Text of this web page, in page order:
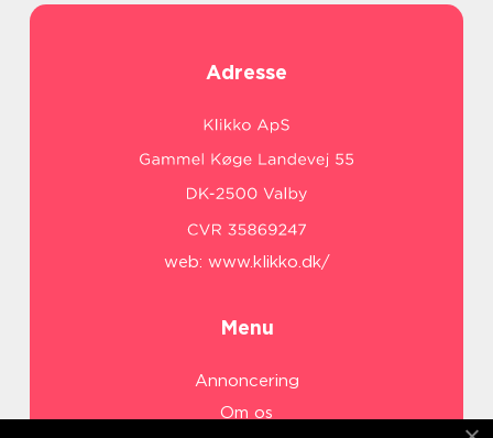
Adresse
web: www.klikko.dk/
Menu
Annoncering
Om os